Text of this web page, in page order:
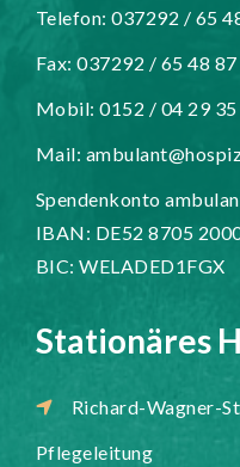
Telefon: 037292 / 65
Fax: 037292 / 65 48 87
Mobil: 0152 / 04 29 35
Mail:
Spendenkonto
IBAN: DE52 8705
BIC: WELADED1FGX
Stationäres
Richard-Wagner-
Pflegeleitung